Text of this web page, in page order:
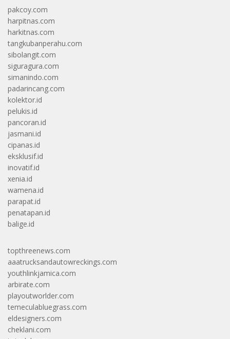
pakcoy.com
harpitnas.com
harkitnas.com
tangkubanperahu.com
sibolangit.com
siguragura.com
simanindo.com
padarincang.com
kolektor.id
pelukis.id
pancoran.id
jasmani.id
cipanas.id
eksklusif.id
inovatif.id
xenia.id
wamena.id
parapat.id
penatapan.id
balige.id
topthreenews.com
aaatrucksandautowreckings.com
youthlinkjamica.com
arbirate.com
playoutworlder.com
temeculabluegrass.com
eldesigners.com
cheklani.com